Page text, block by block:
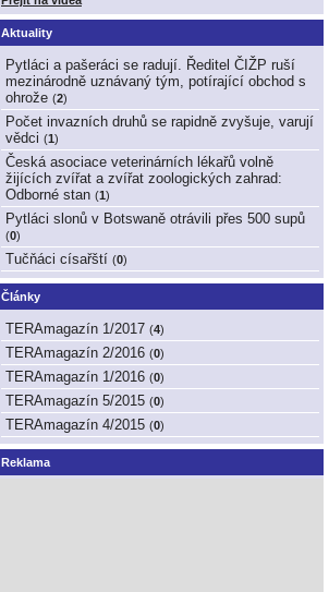
Aktuality
Pytláci a pašeráci se radují. Ředitel ČIŽP ruší
mezinárodně uznávaný tým, potírající obchod s
ohrože (2)
Počet invazních druhů se rapidně zvyšuje, varují
vědci (1)
Česká asociace veterinárních lékařů volně
žijících zvířat a zvířat zoologických zahrad:
Odborné stan (1)
Pytláci slonů v Botswaně otrávili přes 500 supů
(0)
Tučňáci císařští (0)
Články
TERAmagazín 1/2017 (4)
TERAmagazín 2/2016 (0)
TERAmagazín 1/2016 (0)
TERAmagazín 5/2015 (0)
TERAmagazín 4/2015 (0)
Reklama